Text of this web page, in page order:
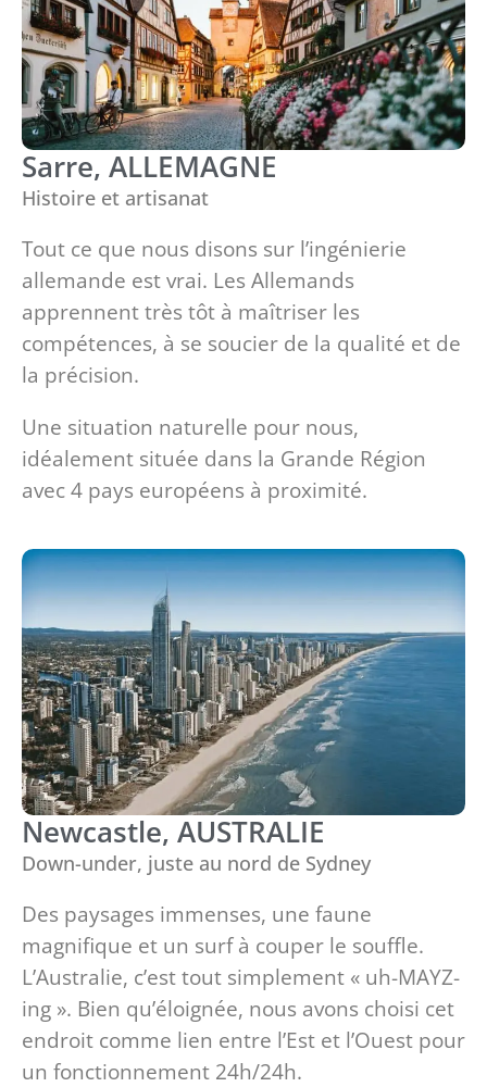
Sarre, ALLEMAGNE
Histoire et artisanat
Tout ce que nous disons sur l’ingénierie
allemande est vrai. Les Allemands
apprennent très tôt à maîtriser les
compétences, à se soucier de la qualité et de
la précision.
Une situation naturelle pour nous,
idéalement située dans la Grande Région
avec 4 pays européens à proximité.
Newcastle, AUSTRALIE
Down-under, juste au nord de Sydney
Des paysages immenses, une faune
magnifique et un surf à couper le souffle.
L’Australie, c’est tout simplement « uh-MAYZ-
ing ». Bien qu’éloignée, nous avons choisi cet
endroit comme lien entre l’Est et l’Ouest pour
un fonctionnement 24h/24h.